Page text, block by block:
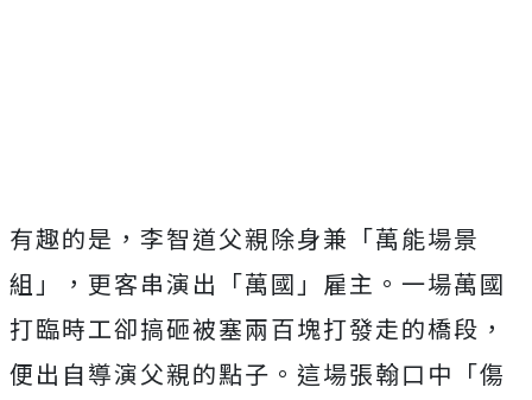
有趣的是，李智道父親除身兼「萬能場景
組」，更客串演出「萬國」 雇主。一場萬國
打臨時工卻搞砸被塞兩百塊打發走的橋段，
便出自導演父親的點子。這場張翰口中「傷